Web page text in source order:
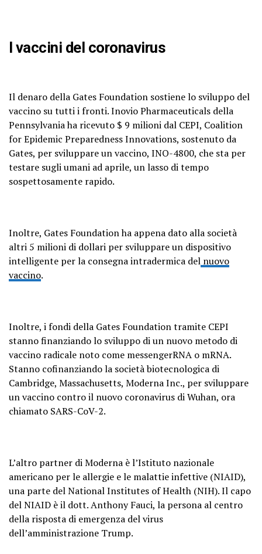
I vaccini del coronavirus
Il denaro della Gates Foundation sostiene lo sviluppo del
vaccino su tutti i fronti. Inovio Pharmaceuticals della
Pennsylvania ha ricevuto $ 9 milioni dal CEPI, Coalition
for Epidemic Preparedness Innovations, sostenuto da
Gates, per sviluppare un vaccino, INO-4800, che sta per
testare sugli umani ad aprile, un lasso di tempo
sospettosamente rapido.
Inoltre, Gates Foundation ha appena dato alla società
altri 5 milioni di dollari per sviluppare un dispositivo
intelligente per la consegna intradermica del nuovo
vaccino.
Inoltre, i fondi della Gates Foundation tramite CEPI
stanno finanziando lo sviluppo di un nuovo metodo di
vaccino radicale noto come messengerRNA o mRNA.
Stanno cofinanziando la società biotecnologica di
Cambridge, Massachusetts, Moderna Inc., per sviluppare
un vaccino contro il nuovo coronavirus di Wuhan, ora
chiamato SARS-CoV-2.
L’altro partner di Moderna è l’Istituto nazionale
americano per le allergie e le malattie infettive (NIAID),
una parte del National Institutes of Health (NIH). Il capo
del NIAID è il dott. Anthony Fauci, la persona al centro
della risposta di emergenza del virus
dell’amministrazione Trump.